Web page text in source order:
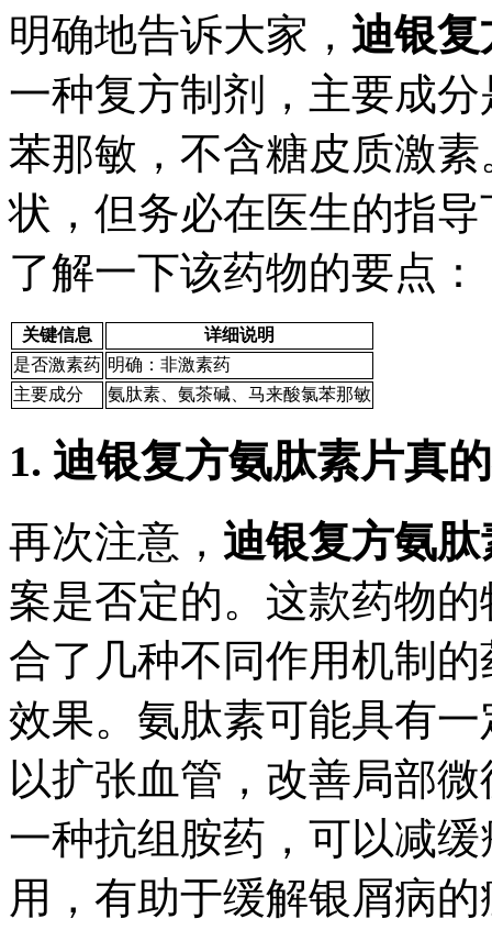
明确地告诉大家， 迪银
一种复方制剂，主要成
苯那敏，不含糖皮质激
状，但务必在医生的指
了解一下该药物的要点：
关键信息
详细说明
是否激素药 明确：非激素药
主要成分
氨肽素、氨茶碱、马来酸氯苯那敏
1. 迪银复方氨肽素片真
再次注意， 迪银复方氨
案是否定的。这款药物
合了几种不同作用机制
效果。氨肽素可能具有
以扩张血管，改善局部
一种抗组胺药，可以减
用，有助于缓解银屑病